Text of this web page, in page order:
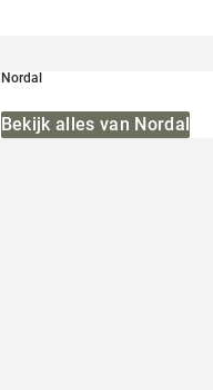
Nordal
Bekijk alles van Nordal